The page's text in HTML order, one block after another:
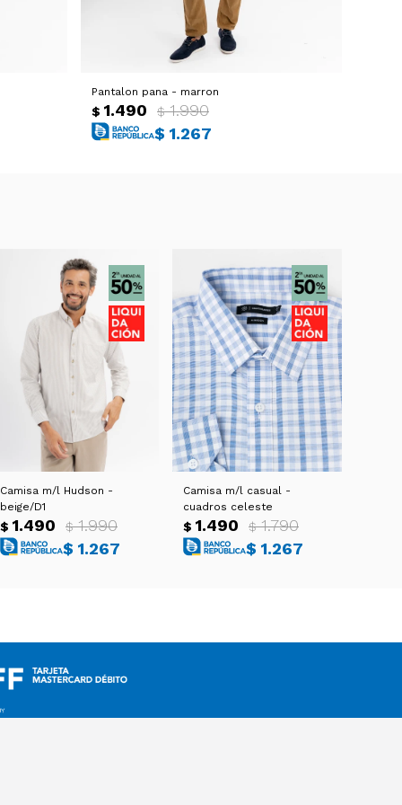
Pantalon pana - marron
$ 1.490 $ 1.990
$ 1.267
Camisa m/l Hudson -
beige/D1
$ 1.490 $ 1.990
$ 1.267
Camisa m/l casual -
cuadros celeste
$ 1.490 $ 1.790
$ 1.267